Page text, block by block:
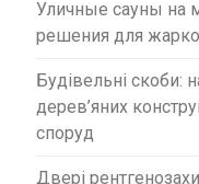
Уличные сауны на
решения для
Будівельні скоби:
дерев’яних
споруд
Двері